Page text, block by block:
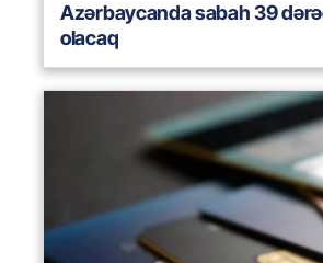
Azərbaycanda sabah 39
olacaq